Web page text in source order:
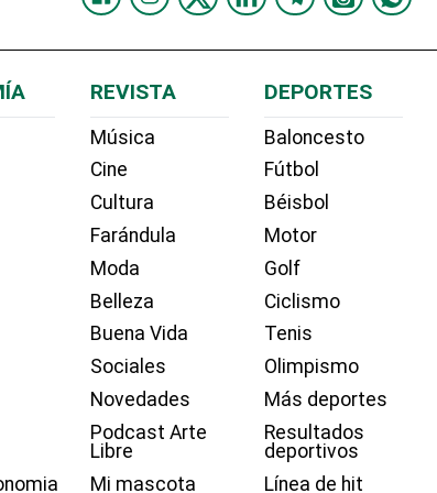
REVISTA
Música
Cine
Cultura
Farándula
Moda
Belleza
Buena Vida
Sociales
Novedades
Podcast Arte
Libre
Mi mascota
DEPORTES
Baloncesto
Fútbol
Béisbol
Motor
Golf
Ciclismo
Tenis
Olimpismo
Más deportes
Resultados
deportivos
Línea de hit